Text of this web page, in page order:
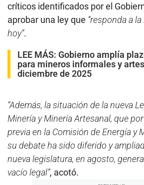
críticos identificados por el
aprobar una ley que “responda a
hoy”.
LEE MÁS: Gobierno amplía
para mineros informales y
diciembre de 2025
“Además, la situación de la nueva
Minería y Minería Artesanal, que
previa en la Comisión de Energía y
su debate ha sido diferido y
nueva legislatura, en agosto,
vacío legal”, acotó.